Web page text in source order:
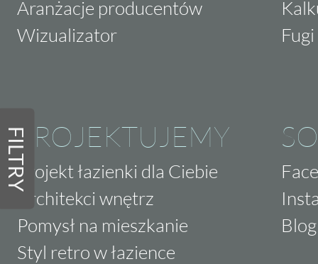
FILTRY
Aranżacje producentów
Wizualizator
PROJEKTUJEMY
Projekt łazienki dla Ciebie
Architekci wnętrz
Pomysł na mieszkanie
Styl retro w łazience
Blog